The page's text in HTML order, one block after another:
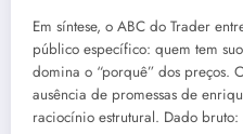
Em síntese, o ABC do Trader
público específico: quem tem
domina o “porquê” dos preços.
ausência de promessas de
raciocínio estrutural. Dado